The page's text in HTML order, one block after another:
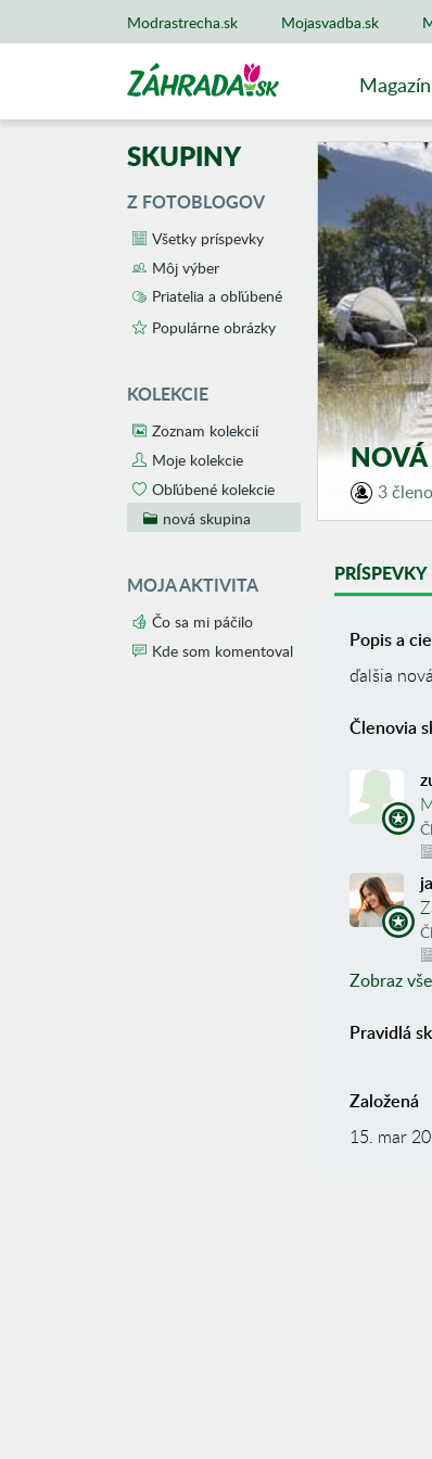
Modrastrecha.sk Mojasvadba.sk
Magazín
SKUPINY
Z FOTOBLOGOV
Všetky príspevky
Môj výber
Priatelia a obľúbené
Populárne obrázky
KOLEKCIE
Zoznam kolekcií
Moje kolekcie
Obľúbené kolekcie
nová skupina
MOJA AKTIVITA
Čo sa mi páčilo
Kde som komentoval
3
PRÍSPEVKY
Popis a
ďalšia
Členovia
Zobraz
Pravidlá
Založená
15. mar